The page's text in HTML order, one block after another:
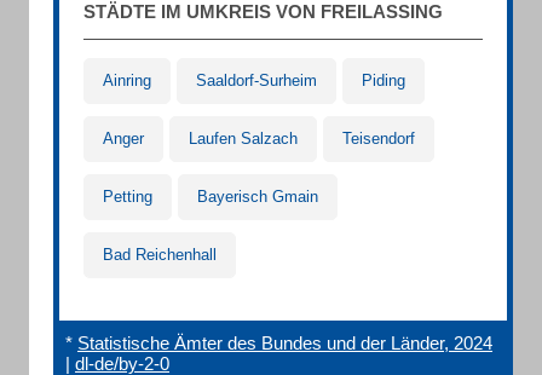
STÄDTE IM UMKREIS VON FREILASSING
Ainring Saaldorf-Surheim Piding
Anger Laufen Salzach Teisendorf
Petting Bayerisch Gmain
Bad Reichenhall
* Statistische Ämter des Bundes und der Länder, 2024
| dl-de/by-2-0